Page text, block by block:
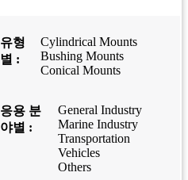
유형
별 :
Cylindrical Mounts
Bushing Mounts
Conical Mounts
응용 분
야별 :
General Industry
Marine Industry
Transportation
Vehicles
Others